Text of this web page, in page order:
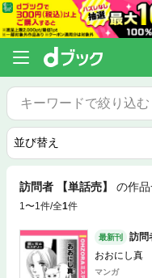
訪問者 【単話売】 の作
1〜1件/全1件
最新刊
訪問
おおにし真
マンガ